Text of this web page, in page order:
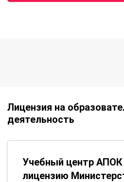
Лицензия на
деятельность
Учебный центр
лицензию